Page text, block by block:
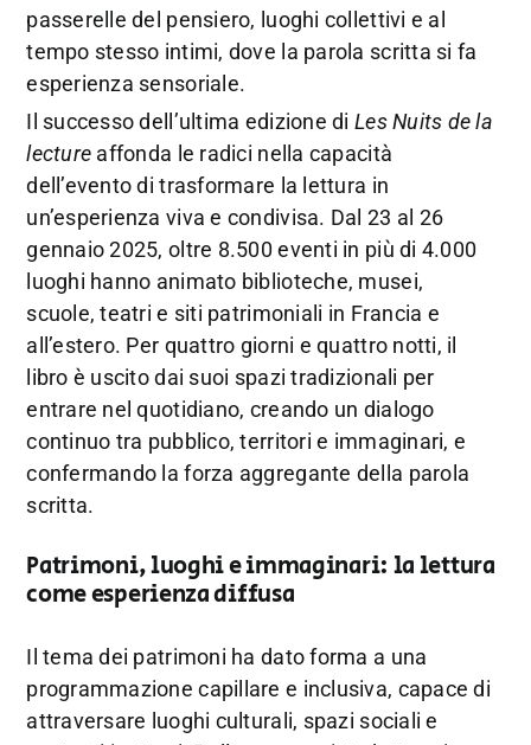
passerelle del pensiero, luoghi collettivi e al
tempo stesso intimi, dove la parola scritta si fa
esperienza sensoriale.
Il successo dell’ultima edizione di Les Nuits de la
lecture affonda le radici nella capacità
dell’evento di trasformare la lettura in
un’esperienza viva e condivisa. Dal 23 al 26
gennaio 2025, oltre 8.500 eventi in più di 4.000
luoghi hanno animato biblioteche, musei,
scuole, teatri e siti patrimoniali in Francia e
all’estero. Per quattro giorni e quattro notti, il
libro è uscito dai suoi spazi tradizionali per
entrare nel quotidiano, creando un dialogo
continuo tra pubblico, territori e immaginari, e
confermando la forza aggregante della parola
scritta.
Patrimoni, luoghi e immaginari: la lettura
come esperienza diffusa
Il tema dei patrimoni ha dato forma a una
programmazione capillare e inclusiva, capace di
attraversare luoghi culturali, spazi sociali e